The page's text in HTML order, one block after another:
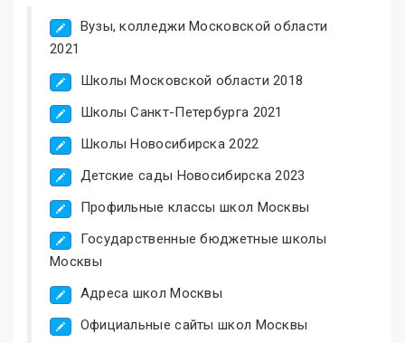
Вузы, колледжи Московской области
2021
Школы Московской области 2018
Школы Санкт-Петербурга 2021
Школы Новосибирска 2022
Детские сады Новосибирска 2023
Профильные классы школ Москвы
Государственные бюджетные школы
Москвы
Адреса школ Москвы
Официальные сайты школ Москвы